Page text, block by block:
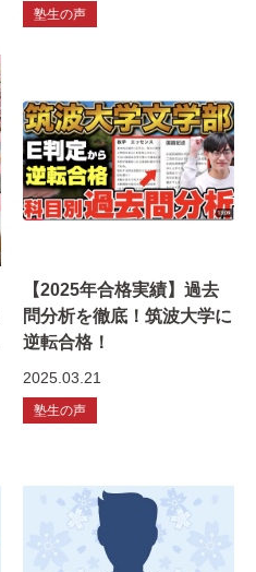
塾生の声
【2025年合格実績】過去
問分析を徹底！筑波大学に
逆転合格！
2025.03.21
塾生の声